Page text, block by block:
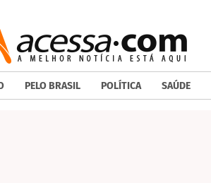
PELO BRASIL POLÍTICA SAÚDE